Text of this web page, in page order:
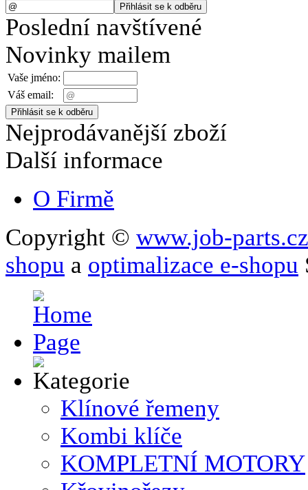
Poslední navštívené
Novinky mailem
Vaše jméno:
Váš email:
Nejprodávanější zboží
Další informace
O Firmě
Copyright © www.job-parts.cz
shopu a optimalizace e-shopu
Klínové řemeny
Kombi klíče
KOMPLETNÍ MOTORY